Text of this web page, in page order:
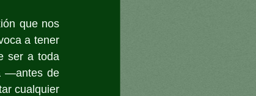
que nos
a tener
ser a toda
—antes de
cualquier